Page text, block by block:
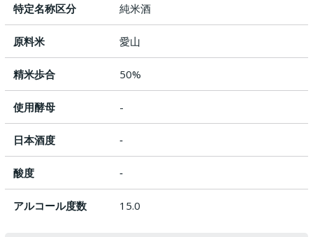
特定名称区分 純米酒
原料米 愛山
精米歩合 50%
使用酵母 -
日本酒度 ‐
酸度 ‐
アルコール度数 15.0